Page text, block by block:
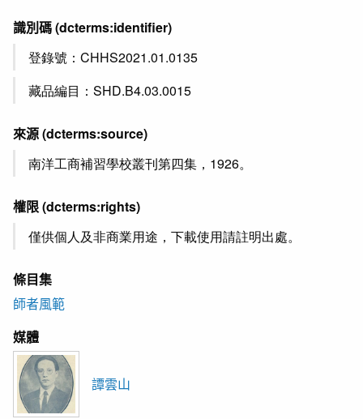
識別碼(dcterms:identifier)
登錄號：CHHS2021.01.0135
藏品編目：SHD.B4.03.0015
來源(dcterms:source)
南洋工商補習學校叢刊第四集，1926。
權限(dcterms:rights)
僅供個人及非商業用途，下載使用請註明出處。
條目集
師者風範
媒體
譚雲山